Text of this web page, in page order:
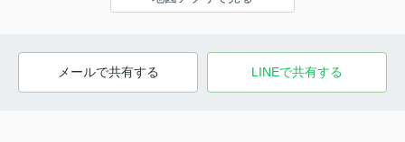
メールで共有する LINEで共有する